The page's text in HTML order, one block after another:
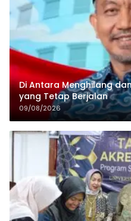
Di Antara Menghilang
yang Tetap Berjalan
09/08/2026